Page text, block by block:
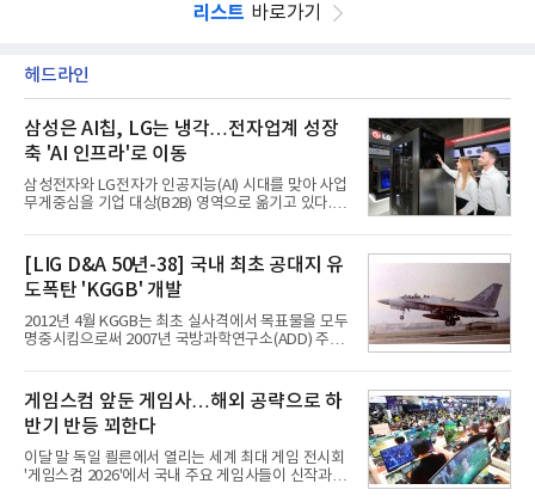
리스트 바로가기
헤드라인
삼성은 AI칩, LG는 냉각…전자업계 성장
축 'AI 인프라'로 이동
삼성전자와 LG전자가 인공지능(AI) 시대를 맞아 사업
무게중심을 기업 대상(B2B) 영역으로 옮기고 있다.
접어든 가운데 삼성전자는 AI 반도체를 중심으로 데
이터센터 생태계 공략을 강화하고 LG전자는 냉각솔
루션·전장·로봇 등 기업용 솔루션 사업 확대에 속도를
내고 있다.9일 업계에 따르면 LG전자는 2분기 생활가
전과 프리미엄 제품 경쟁력에 더해 B2B 사업 확대 효
과로 수익성을 방어한 반면 삼성전자는 디바이스경험
(DX) 부문의 TV·생활가전 수익성이 악화됐다. 대신 삼
사업 확대
[LIG D&A 50년-38] 국내 최초 공대지 유
도폭탄 'KGGB' 개발
2012년 4월 KGGB는 최초 실사격에서 목표물을 모두
명중시킴으로써 2007년 국방과학연구소(ADD) 주관
체로 참여했다. 체계개발에는 총 400여억 원의 개발
비와 62개월의 기간이 소요됐다. 한국형 GPS 유도폭
탄 KGGB(Korea GPS Guided Bomb)는 국내 최초
의 공대지 유도폭탄으로 2012년에 최종 전투용 적합
판정을 받았다.우리 공군이 운용하는 모든 전투기에
탑재할 수 있는 KGGB는 일반목적폭탄(General
Purpose Bomb)에 장착하여 운용토록 개발됐다.이
게임스컴 앞둔 게임사…해외 공략으로 하
반기 반등 꾀한다
이달 말 독일 쾰른에서 열리는 세계 최대 게임 전시회
'게임스컴 2026'에서 국내 주요 게임사들이 신작과 글